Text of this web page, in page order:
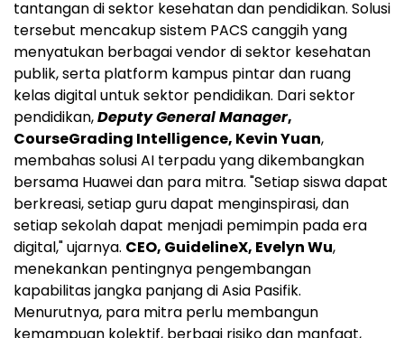
tantangan di sektor kesehatan dan pendidikan. Solusi
tersebut mencakup sistem PACS canggih yang
menyatukan berbagai vendor di sektor kesehatan
publik, serta platform kampus pintar dan ruang
kelas digital untuk sektor pendidikan. Dari sektor
pendidikan,Deputy General Manager,
CourseGrading Intelligence, Kevin Yuan,
membahas solusi AI terpadu yang dikembangkan
bersama Huawei dan para mitra. "Setiap siswa dapat
berkreasi, setiap guru dapat menginspirasi, dan
setiap sekolah dapat menjadi pemimpin pada era
digital," ujarnya. CEO, GuidelineX, Evelyn Wu,
menekankan pentingnya pengembangan
kapabilitas jangka panjang di Asia Pasifik.
Menurutnya, para mitra perlu membangun